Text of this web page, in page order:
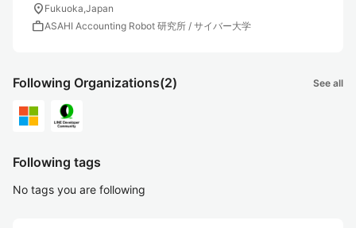
location_on Fukuoka,Japan
workASAHI Accounting Robot 研究所 / サイバー大学
Following Organizations(2) See all
Following tags
No tags you are following